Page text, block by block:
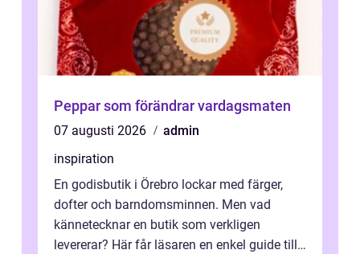
Peppar som förändrar vardagsmaten
07 augusti 2026
admin
inspiration
En godisbutik i Örebro lockar med färger,
dofter och barndomsminnen. Men vad
kännetecknar en butik som verkligen
levererar? Här får läsaren en enkel guide till